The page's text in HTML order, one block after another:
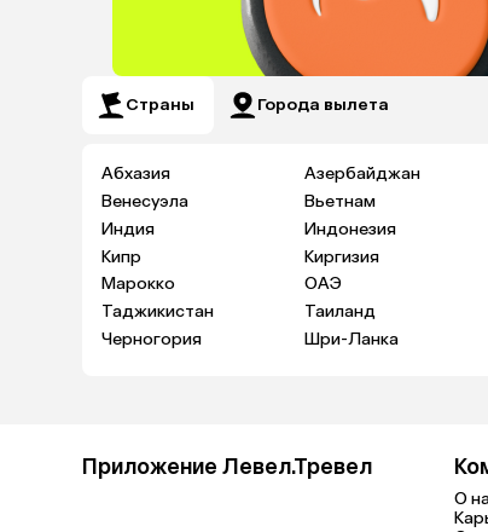
Страны Города вылета
Абхазия Азербайджан
Венесуэла
Вьетнам
Индия
Индонезия
Кипр
Киргизия
Марокко
ОАЭ
Таджикистан
Таиланд
Черногория
Шри-Ланка
Приложение Левел.Тревел
О